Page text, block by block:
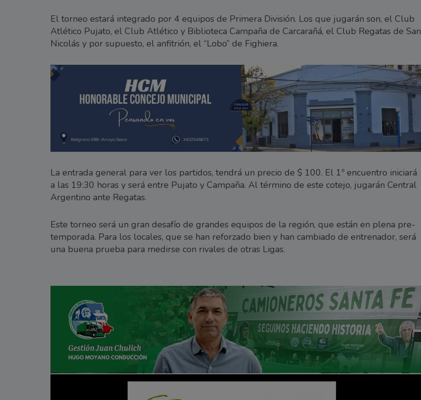
El torneo estará integrado por 4 equipos de Primera División. Los que jugarán son, el Club
Atlético Pujato, el Club Atlético y Biblioteca Campaña de Carcarañá, el Club Regatas de San
Nicolás y por supuesto, el anfitrión, el “Lobo” de Fighiera.
La entrada general para ver los partidos, tendrá un precio de $ 100. El 1º encuentro iniciará
a las 19:30 horas y será entre Pujato y Campaña. Al término de este cotejo, jugarán Central
Argentino ante Regatas.
Este torneo será un gran desafío de grandes equipos de la región, que están en plena pre-
temporada. Para los locales, que se han reforzado bien y han cambiado de entrenador, será
una buena prueba para medirse con rivales de otras Ligas.